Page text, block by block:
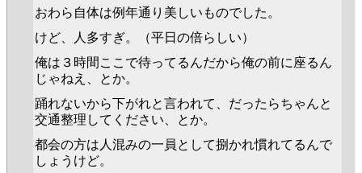
おわら自体は例年通り美しいものでした。
けど、人多すぎ。（平日の倍らしい）
俺は３時間ここで待ってるんだから俺の前に座るん
じゃねえ、とか。
踊れないから下がれと言われて、だったらちゃんと
交通整理してください、とか。
都会の方は人混みの一員として捌かれ慣れてるんで
しょうけど。